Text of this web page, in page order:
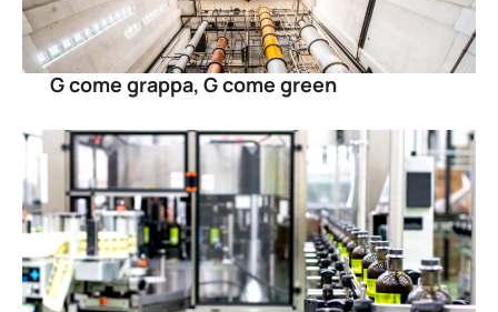
G come grappa, G come green